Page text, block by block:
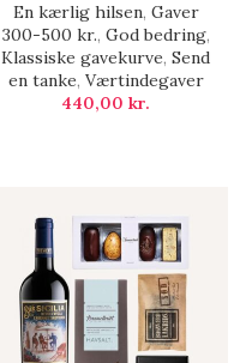
En kærlig hilsen, Gaver
300-500 kr., God bedring,
Klassiske gavekurve, Send
en tanke, Værtindegaver
440,00 kr.